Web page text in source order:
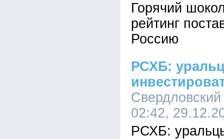
Горячий
рейтинг
Россию
РСХБ:
02:42,
РСХБ: